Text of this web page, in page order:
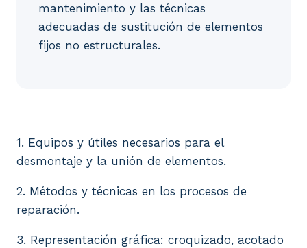
mantenimiento y las técnicas
adecuadas de sustitución de elementos
fijos no estructurales.
1. Equipos y útiles necesarios para el
desmontaje y la unión de elementos.
2. Métodos y técnicas en los procesos de
reparación.
3. Representación gráfica: croquizado, acotado